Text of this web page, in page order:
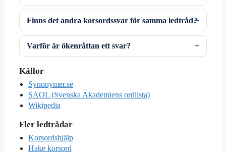
Finns det andra korsordssvar för samma ledtråd?
Varför är ökenråttan ett svar?
Källor
Synonymer.se
SAOL (Svenska Akademiens ordlista)
Wikipedia
Fler ledtrådar
Korsordshjälp
Hake korsord